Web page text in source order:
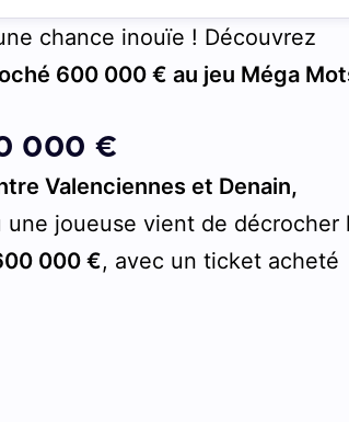
chance inouïe ! Découvrez
600 000 € au jeu Méga
000 €
Valenciennes et Denain,
une joueuse vient de décrocher
000 €, avec un ticket acheté